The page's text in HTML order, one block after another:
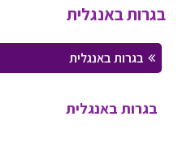
בגרות באנגלית
בגרות באנגלית
בגרות באנגלית